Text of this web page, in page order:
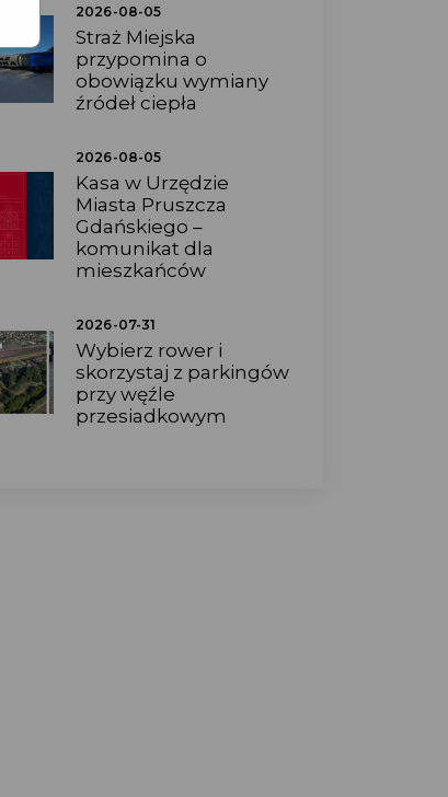
2026-08-05
Straż Miejska
przypomina o
obowiązku wymiany
źródeł ciepła
2026-08-05
Kasa w Urzędzie
Miasta Pruszcza
Gdańskiego –
komunikat dla
mieszkańców
2026-07-31
Wybierz rower i
skorzystaj z parkingów
przy węźle
przesiadkowym